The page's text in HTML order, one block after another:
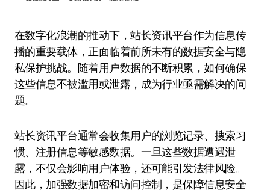
在数字化浪潮的推动下，站长资讯平台作为信息传
播的重要载体，正面临着前所未有的数据安全与隐
私保护挑战。随着用户数据的不断积累，如何确保
这些信息不被滥用或泄露，成为行业亟需解决的问
题。
站长资讯平台通常会收集用户的浏览记录、搜索习
惯、注册信息等敏感数据。一旦这些数据遭遇泄
露，不仅会影响用户体验，还可能引发法律风险。
因此，加强数据加密和访问控制，是保障信息安全